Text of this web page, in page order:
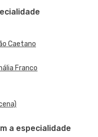
Caetano
Franco
a especialidade